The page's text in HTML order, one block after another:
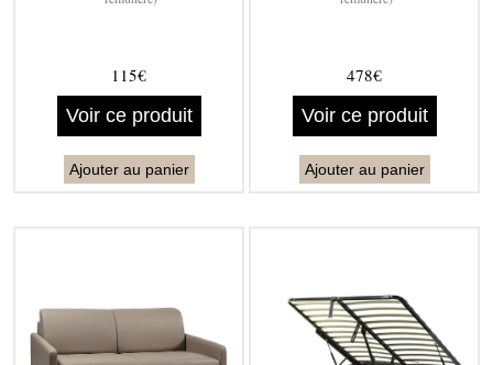
115€
Voir ce produit
Ajouter au panier
478€
Voir ce produit
Ajouter au panier